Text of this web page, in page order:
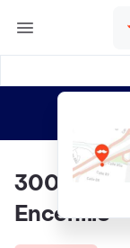
300
Encenillo